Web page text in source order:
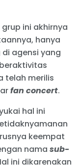
ini akhirnya
hanya
agensi yang
telah merilis
fan concert.
hal ini
keempat
nama sub-
ini dikarenakan